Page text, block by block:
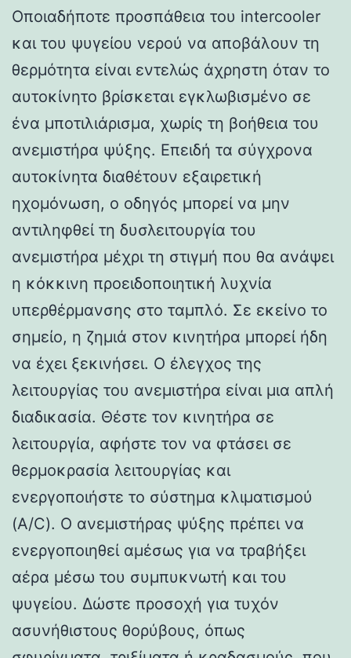
Οποιαδήποτε προσπάθεια του intercooler
και του ψυγείου νερού να αποβάλουν τη
θερμότητα είναι εντελώς άχρηστη όταν το
αυτοκίνητο βρίσκεται εγκλωβισμένο σε
ένα μποτιλιάρισμα, χωρίς τη βοήθεια του
ανεμιστήρα ψύξης. Επειδή τα σύγχρονα
αυτοκίνητα διαθέτουν εξαιρετική
ηχομόνωση, ο οδηγός μπορεί να μην
αντιληφθεί τη δυσλειτουργία του
ανεμιστήρα μέχρι τη στιγμή που θα ανάψει
η κόκκινη προειδοποιητική λυχνία
υπερθέρμανσης στο ταμπλό. Σε εκείνο το
σημείο, η ζημιά στον κινητήρα μπορεί ήδη
να έχει ξεκινήσει. Ο έλεγχος της
λειτουργίας του ανεμιστήρα είναι μια απλή
διαδικασία. Θέστε τον κινητήρα σε
λειτουργία, αφήστε τον να φτάσει σε
θερμοκρασία λειτουργίας και
ενεργοποιήστε το σύστημα κλιματισμού
(A/C). Ο ανεμιστήρας ψύξης πρέπει να
ενεργοποιηθεί αμέσως για να τραβήξει
αέρα μέσω του συμπυκνωτή και του
ψυγείου. Δώστε προσοχή για τυχόν
ασυνήθιστους θορύβους, όπως